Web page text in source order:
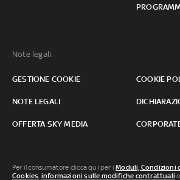
Note legali:
GESTIONE COOKIE COOKIE
NOTE LEGALI
OFFERTA SKY MEDIA
Per il consumatore clicca qui per iModuli,
Cookies, informazioni sulle modifiche contrattuali